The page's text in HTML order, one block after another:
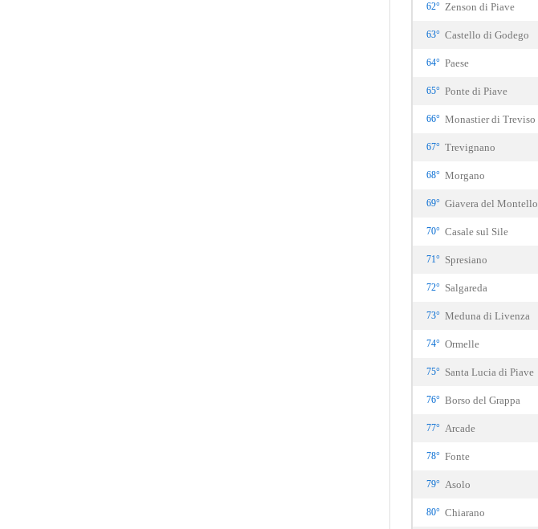
62° Zenson di Piave
63° Castello di Godego
64° Paese
65° Ponte di Piave
66° Monastier di Treviso
67° Trevignano
68° Morgano
69° Giavera del Montello
70° Casale sul Sile
71° Spresiano
72° Salgareda
73° Meduna di Livenza
74° Ormelle
75° Santa Lucia di Piave
76° Borso del Grappa
77° Arcade
78° Fonte
79° Asolo
80° Chiarano